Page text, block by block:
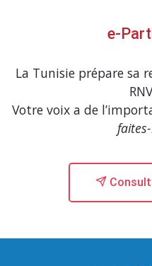
e-
La Tunisie prépare sa
Votre voix a de